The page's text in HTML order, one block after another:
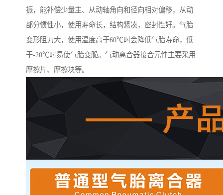
振，能补偿少量主、从动轴角向和径向相对偏移，从动
部分惯性小，使用寿命长，结构紧凑，密封性好。气胎
变形阻力大，使用温度高于60℃时会降低气胎寿命，低
于-20℃时易使气胎变脆。气动离合器接合元件主要采用
摩擦片、摩擦块等。